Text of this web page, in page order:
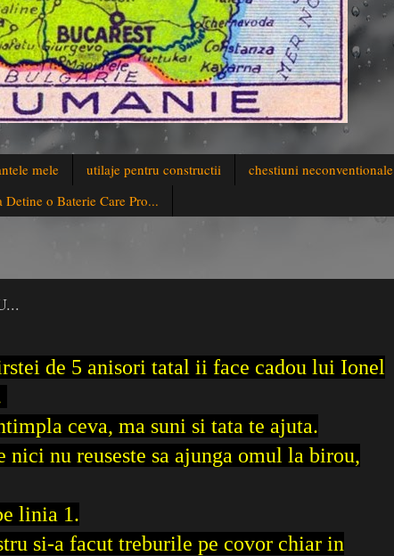
mele utilaje pentru constructii chestiuni neconventionale
o Baterie Care Pro...
de 5 anisori tatal ii face cadou lui Ionel
ceva, ma suni si tata te ajuta.
nici nu reuseste sa ajunga omul la birou,
linia 1.
si-a facut treburile pe covor chiar in